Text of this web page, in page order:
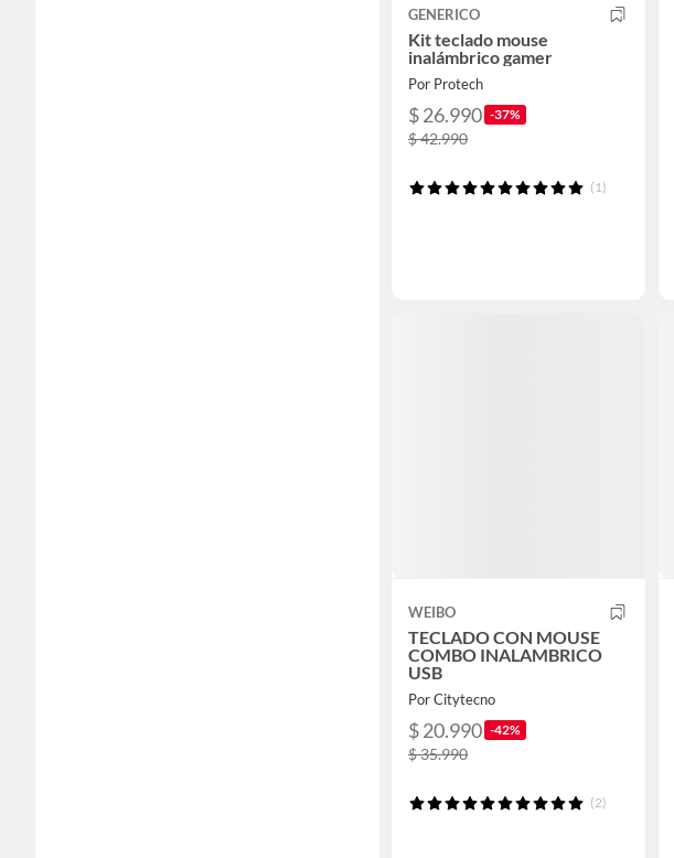
GENERICO
Kit teclado mouse
inalámbrico gamer
Por Protech
$ 26.990 -37%
$ 42.990
(1)
WEIBO
TECLADO CON MOUSE
COMBO INALAMBRICO
USB
Por Citytecno
$ 20.990 -42%
$ 35.990
(2)